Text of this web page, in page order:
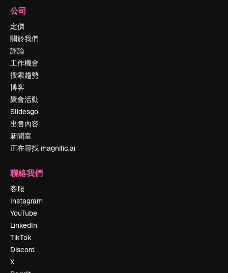
公司
定價
關於我們
評論
工作機會
搜索趨勢
博客
聚會活動
Slidesgo
出售內容
新聞室
正在尋找 magnific.ai
聯絡我們
客服
Instagram
YouTube
LinkedIn
TikTok
Discord
X